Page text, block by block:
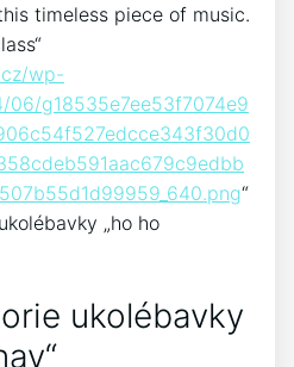
timeless piece of music.
wp-
g18535e7ee53f7074e9
“
„ho ho
⁤ukolébavky